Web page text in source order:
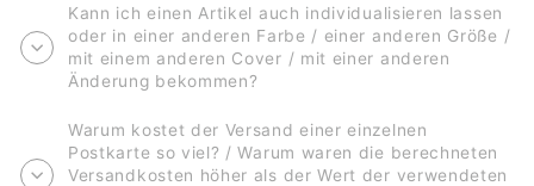
Kann ich einen Artikel auch individualisieren lassen
oder in einer anderen Farbe / einer anderen Größe /
mit einem anderen Cover / mit einer anderen
Änderung bekommen?
Warum kostet der Versand einer einzelnen
Postkarte so viel? / Warum waren die berechneten
Versandkosten höher als der Wert der verwendeten